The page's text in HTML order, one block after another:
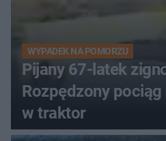
WYPADEK NA POMORZU
Pijany 67-latek
Rozpędzony
w traktor